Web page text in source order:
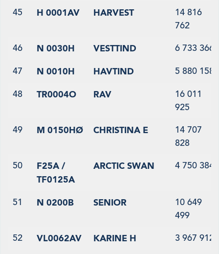
45 H 0001AV HARVEST
14 816
762
46 N 0030H VESTTIND 6 733 366
47 N 0010H HAVTIND 5 880 158
48 TR0004O RAV
16 011
925
49 M 0150HØ CHRISTINA E
14 707
828
50
F25A /
TF0125A
ARCTIC SWAN 4 750 384
51 N 0200B SENIOR
10 649
499
52 VL0062AV KARINE H 3 967 912